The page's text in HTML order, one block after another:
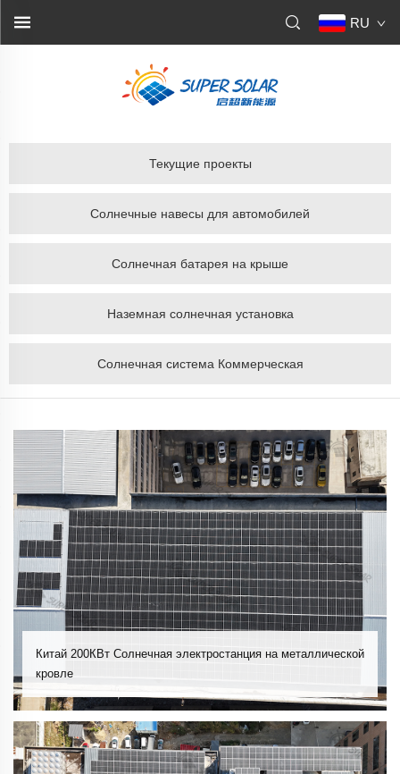
RU
Текущие проекты
Солнечные навесы для автомобилей
Солнечная батарея на крыше
Наземная солнечная установка
Солнечная система Коммерческая
Китай 200КВт Солнечная электростанция на металлической
кровле